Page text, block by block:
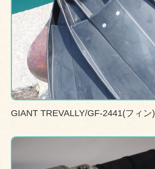
GIANT TREVALLY/GF-2441(フィン)